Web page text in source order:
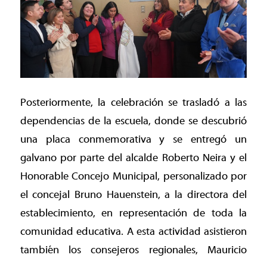
Posteriormente, la celebración se trasladó a las
dependencias de la escuela, donde se descubrió
una placa conmemorativa y se entregó un
galvano por parte del alcalde Roberto Neira y el
Honorable Concejo Municipal, personalizado por
el concejal Bruno Hauenstein, a la directora del
establecimiento, en representación de toda la
comunidad educativa. A esta actividad asistieron
también los consejeros regionales, Mauricio